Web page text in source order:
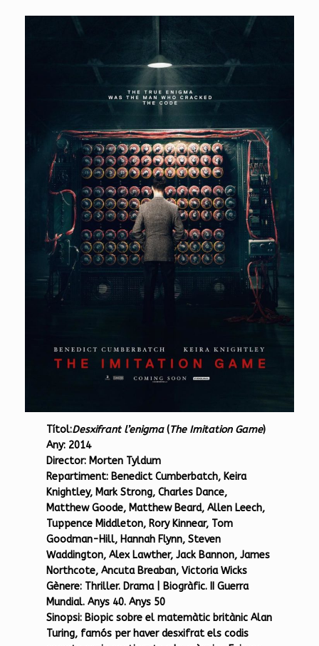
Títol:Desxifrant l’enigma(The Imitation Game)
Any: 2014
Director: Morten Tyldum
Repartiment: Benedict Cumberbatch, Keira
Knightley, Mark Strong, Charles Dance,
Matthew Goode, Matthew Beard, Allen Leech,
Tuppence Middleton, Rory Kinnear, Tom
Goodman-Hill, Hannah Flynn, Steven
Waddington, Alex Lawther, Jack Bannon, James
Northcote, Ancuta Breaban, Victoria Wicks
Gènere: Thriller. Drama | Biogràfic. II Guerra
Mundial. Anys 40. Anys 50
Sinopsi: Biopic sobre el matemàtic britànic Alan
Turing, famós per haver desxifrat els codis